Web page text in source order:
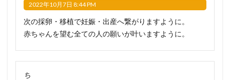
2022年10月7日 8:44 PM
次の採卵・移植で妊娠・出産へ繋がりますように。
赤ちゃんを望む全ての人の願いが叶いますように。
ち